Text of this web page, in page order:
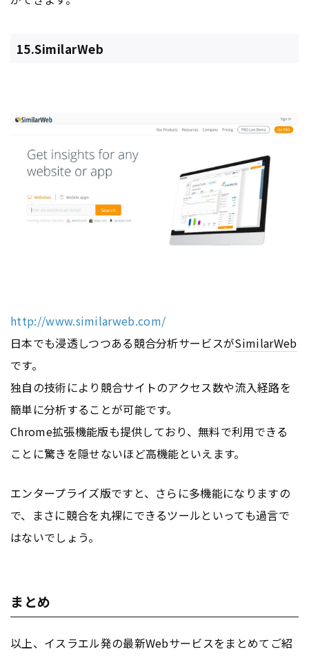
15.SimilarWeb
http://www.similarweb.com/
日本でも浸透しつつある競合分析サービスがSimilarWeb
です。
独自の技術により競合サイトのアクセス数や流入経路を
簡単に分析することが可能です。
Chrome拡張機能版も提供しており、無料で利用できる
ことに驚きを隠せないほど高機能といえます。
エンタープライズ版ですと、さらに多機能になりますの
で、まさに競合を丸裸にできるツールといっても過言で
はないでしょう。
まとめ
以上、イスラエル発の最新Webサービスをまとめてご紹